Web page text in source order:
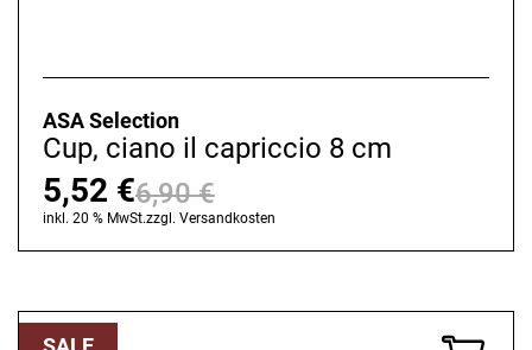
ASA Selection
Cup, ciano il capriccio 8 cm
6,90€
Ursprünglicher
war:
5,52 €
Aktueller
ist:
inkl. 20 % MwSt.zzgl. Versandkosten